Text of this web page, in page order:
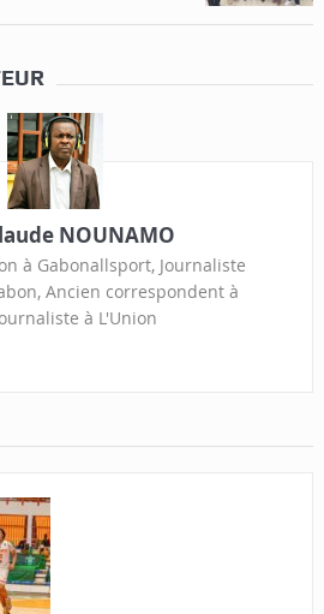
NOUNAMO
à Gabonallsport, Journaliste
Ancien correspondent à
à L'Union